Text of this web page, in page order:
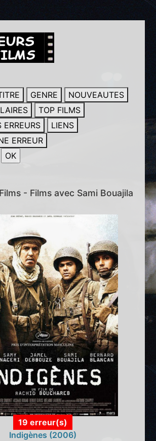
GENRE
NOUVEAUTES
TOP FILMS
ERREURS
LIENS
ERREUR
- Films avec Sami Bouajila
19 erreur(s)
Indigènes (2006)